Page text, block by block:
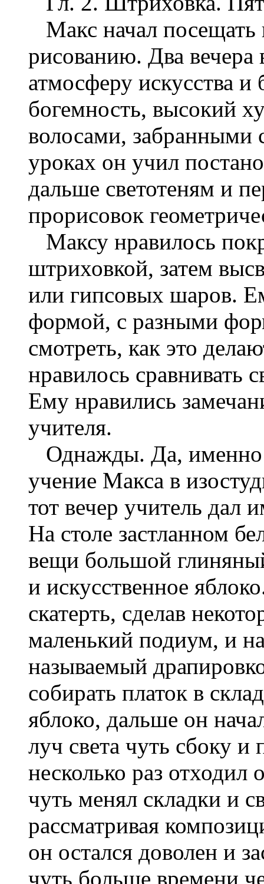
Макс начал посещать
рисованию. Два вечера
атмосферу искусства и
богемность, высокий
волосами, забранными
уроках он учил
дальше светотеням и
прорисовок
Максу нравилось
штриховкой, затем
или гипсовых шаров.
формой, с разными
смотреть, как это
нравилось сравнивать
Ему нравились
учителя.
Однажды. Да, именно
учение Макса в
тот вечер учитель
На столе застланном
вещи большой
и искусственное
скатерть, сделав
маленький подиум, и
называемый
собирать платок в
яблоко, дальше он
луч света чуть сбоку
несколько раз отходил
чуть менял складки и
рассматривая
он остался доволен и
чуть больше времени